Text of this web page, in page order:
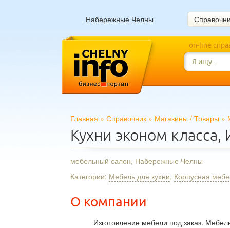
Набережные Челны
on-line
Главная » Справочник » Магазины / Товары »
Кухни эконом класса,
мебельный салон, Набережные Челны
Категории: Мебель для кухни, Корпусная
О компании
Изготовление мебели под заказ.